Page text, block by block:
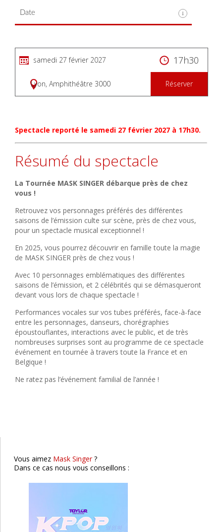
samedi 27 février 2027 17h30
Réserver
Lyon, Amphithéâtre 3000
Spectacle reporté le samedi 27 février 2027 à 17h30.
Résumé du spectacle
La Tournée MASK SINGER débarque près de chez
vous !
Retrouvez vos personnages préférés des différentes
saisons de l’émission culte sur scène, près de chez vous,
pour un spectacle musical exceptionnel !
En 2025, vous pourrez découvrir en famille toute la magie
de MASK SINGER près de chez vous !
Avec 10 personnages emblématiques des différentes
saisons de l’émission, et 2 célébrités qui se démasqueront
devant vous lors de chaque spectacle !
Performances vocales sur vos tubes préférés, face-à-face
entre les personnages, danseurs, chorégraphies
époustouflantes, interactions avec le public, et de très
nombreuses surprises sont au programme de ce spectacle
événement en tournée à travers toute la France et en
Belgique !
Ne ratez pas l’événement familial de l’année !
Vous aimez Mask Singer?
Dans ce cas nous vous conseillons :